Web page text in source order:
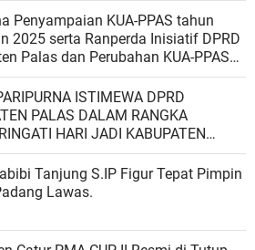
Penyampaian KUA-PPAS tahun
2025 serta Ranperda Inisiatif DPRD
Palas dan Perubahan KUA-PPAS
2024 berjalan kondusif .
ISTIMEWA DPRD
PALAS DALAM RANGKA
HARI JADI KABUPATEN
17 TAHUN
Tanjung S.IP Figur Tepat Pimpin
Lawas.